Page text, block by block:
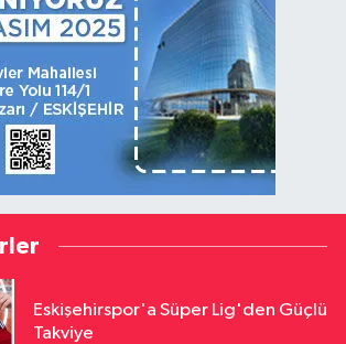
Eskişehirspor'a Süper Lig'den Güçlü
Takviye